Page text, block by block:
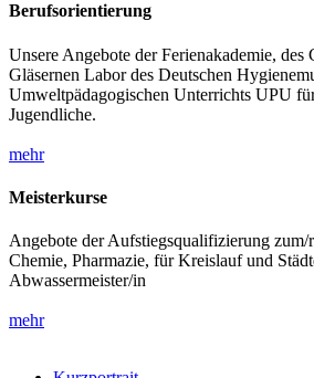
Berufsorientierung
Unsere Angebote der Ferienakademie,
Gläsernen Labor des Deutschen
Umweltpädagogischen Unterrichts UPU
Jugendliche.
mehr
Meisterkurse
Angebote der Aufstiegsqualifizierung zum/
Chemie, Pharmazie, für Kreislauf und
Abwassermeister/in
mehr